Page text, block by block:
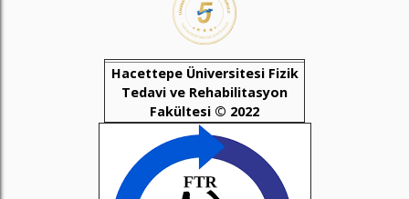
Hacettepe Üniversitesi Fizik
Tedavi ve Rehabilitasyon
Fakültesi © 2022